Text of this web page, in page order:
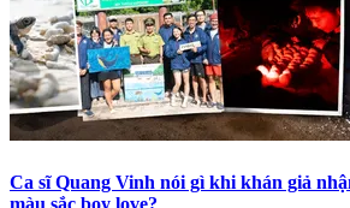
Ca sĩ Quang Vinh nói gì khi khán giả
màu sắc boy love?